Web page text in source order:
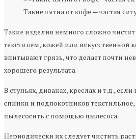
Такие пятна от кофе — частая
Такие изделия немного сложно
текстилем, кожей или искусственной
впитывают грязь, что делает почти
хорошего результата.
В стульях, диванах, креслах и т.д.,
спинки и подлокотников текстильное,
пылесосить с помощью пылесоса.
Периодически их следует чистить